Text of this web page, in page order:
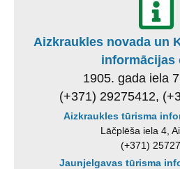
Aizkraukles novada un
informācijas
1905. gada iela
(+371) 29275412,
Aizkraukles tūrisma
Lāčplēša iela 4,
(+371)
Jaunjelgavas tūrisma